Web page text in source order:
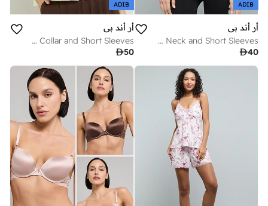
ADIB
أر أند بي
Patterned T-Shirt with Crew Neck and Short Sleeves
40
ADIB
أر أند بي
Solid Shirt with Classic Collar and Short Sleeves
50